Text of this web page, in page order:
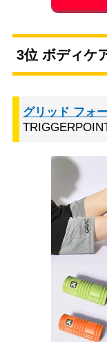
3位 ボディケ
グリッド フォ